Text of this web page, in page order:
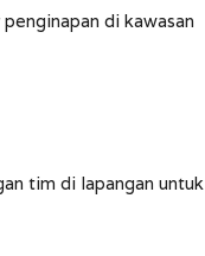
di kawasan
tim di lapangan untuk